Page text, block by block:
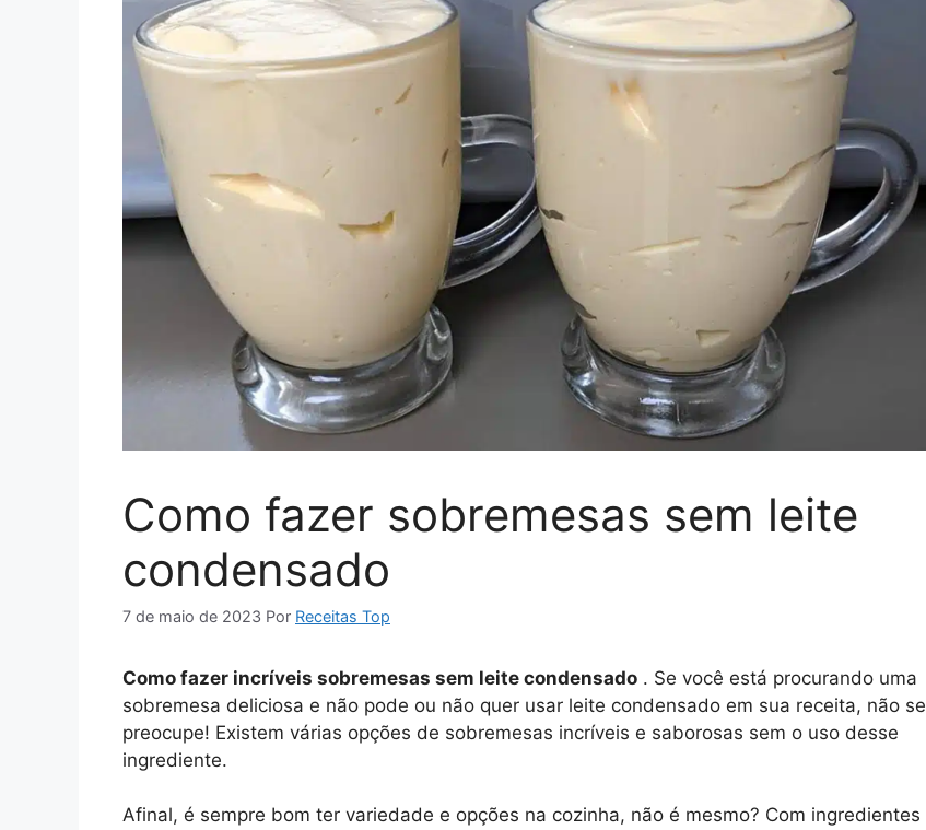
Como fazer sobremesas sem leite
condensado
7 de maio de 2023 Por Receitas Top
Como fazer incríveis sobremesas sem leite condensado . Se você está procurando uma
sobremesa deliciosa e não pode ou não quer usar leite condensado em sua receita, não se
preocupe! Existem várias opções de sobremesas incríveis e saborosas sem o uso desse
ingrediente.
Afinal, é sempre bom ter variedade e opções na cozinha, não é mesmo? Com ingredientes